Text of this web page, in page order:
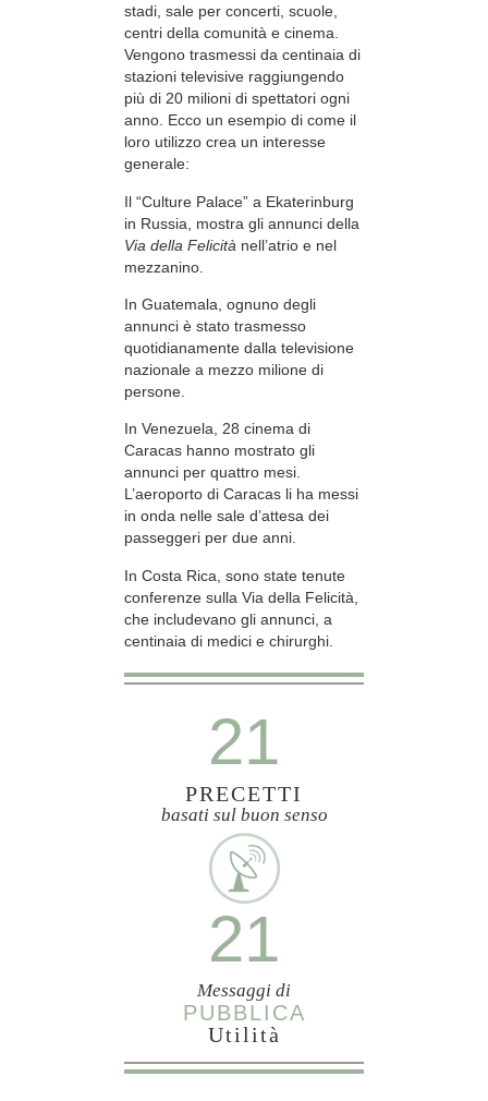
stadi, sale per concerti, scuole,
centri della comunità e cinema.
Vengono trasmessi da centinaia di
stazioni televisive raggiungendo
più di 20 milioni di spettatori ogni
anno. Ecco un esempio di come il
loro utilizzo crea un interesse
generale:
Il “Culture Palace” a Ekaterinburg
in Russia, mostra gli annunci della
Via della Felicità nell’atrio e nel
mezzanino.
In Guatemala, ognuno degli
annunci è stato trasmesso
quotidianamente dalla televisione
nazionale a mezzo milione di
persone.
In Venezuela, 28 cinema di
Caracas hanno mostrato gli
annunci per quattro mesi.
L’aeroporto di Caracas li ha messi
in onda nelle sale d’attesa dei
passeggeri per due anni.
In Costa Rica, sono state tenute
conferenze sulla Via della Felicità,
che includevano gli annunci, a
centinaia di medici e chirurghi.
21
PRECETTI
basati sul buon senso
21
Messaggi di
PUBBLICA
Utilità